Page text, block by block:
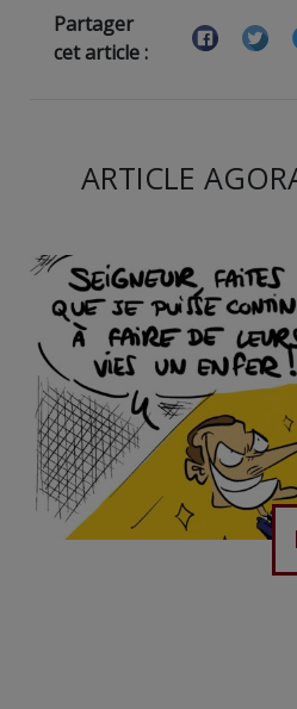
Partager
cet article :
ARTICLE